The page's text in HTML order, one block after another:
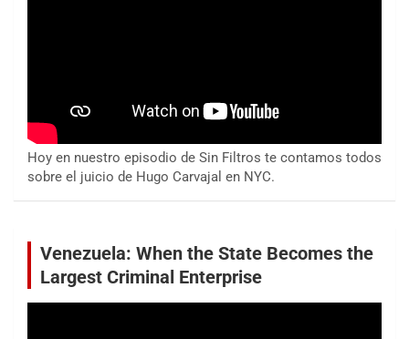
Hoy en nuestro episodio de Sin Filtros te contamos todos
sobre el juicio de Hugo Carvajal en NYC.
Venezuela: When the State Becomes the
Largest Criminal Enterprise